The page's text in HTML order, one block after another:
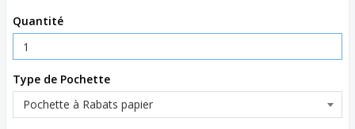
Quantité
Type de Pochette